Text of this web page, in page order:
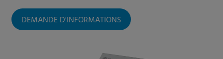
DEMANDE D'INFORMATIONS